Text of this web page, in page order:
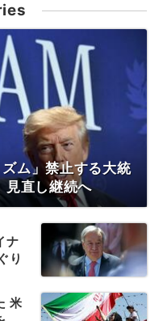
ム」禁止する大統
見直し継続へ
ナ
り
米